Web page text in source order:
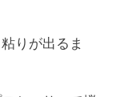
りが出るま